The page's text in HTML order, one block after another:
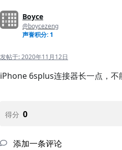
Boyce
@boycezeng
声誉积分: 1
发帖于:2020年11月12日
iPhone 6splus连接器长一点，不
得分 0
添加一条评论